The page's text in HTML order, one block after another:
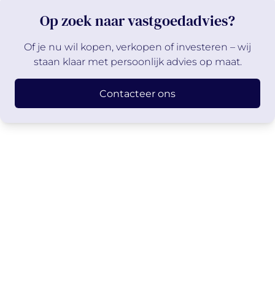
Op zoek naar vastgoedadvies?
Of je nu wil kopen, verkopen of investeren – wij
staan klaar met persoonlijk advies op maat.
Contacteer ons